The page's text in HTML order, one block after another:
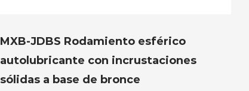
MXB-JDBS Rodamiento esférico
autolubricante con incrustaciones
sólidas a base de bronce